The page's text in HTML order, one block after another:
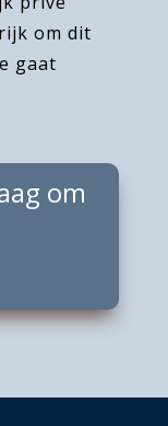
om dit
gaat
om